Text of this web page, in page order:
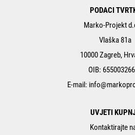
PODACI
Marko-Projekt
Vlaška 81a
10000 Zagreb,
OIB:
E-mail:
UVJETI
Kontaktirajte